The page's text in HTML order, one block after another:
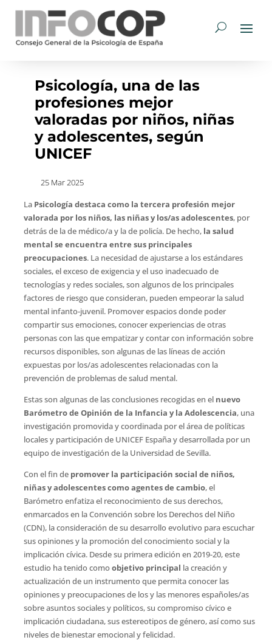
Psicología, una de las
profesiones mejor
valoradas por niños, niñas
y adolescentes, según
UNICEF
25 Mar 2025
La Psicología destaca como la tercera profesión mejor
valorada por los niños, las niñas y los/as adolescentes, por
detrás de la de médico/a y la de policía. De hecho, la salud
mental se encuentra entre sus principales
preocupaciones. La necesidad de ajustarse a los estándares
sociales, el exceso de exigencia y el uso inadecuado de
tecnologías y redes sociales, son algunos de los principales
factores de riesgo que consideran, pueden empeorar la salud
mental infanto-juvenil. Promover espacios donde poder
compartir sus emociones, conocer experiencias de otras
personas con las que empatizar y contar con información sobre
recursos disponibles, son algunas de las líneas de acción
expuestas por los/as adolescentes relacionadas con la
prevención de problemas de salud mental.
Estas son algunas de las conclusiones recogidas en el nuevo
Barómetro de Opinión de la Infancia y la Adolescencia, una
investigación promovida y coordinada por el área de políticas
locales y participación de UNICEF España y desarrollada por un
equipo de investigación de la Universidad de Sevilla.
Con el fin de promover la participación social de niños,
niñas y adolescentes como agentes de cambio, el
Barómetro enfatiza el reconocimiento de sus derechos,
enmarcados en la Convención sobre los Derechos del Niño
(CDN), la consideración de su desarrollo evolutivo para escuchar
sus opiniones y la promoción del conocimiento social y la
implicación cívica. Desde su primera edición en 2019-20, este
estudio ha tenido comoobjetivo principal la creación y
actualización de un instrumento que permita conocer las
opiniones y preocupaciones de los y las menores españoles/as
sobre asuntos sociales y políticos, su compromiso cívico e
implicación ciudadana, sus estereotipos de género, así como sus
niveles de bienestar emocional y felicidad.